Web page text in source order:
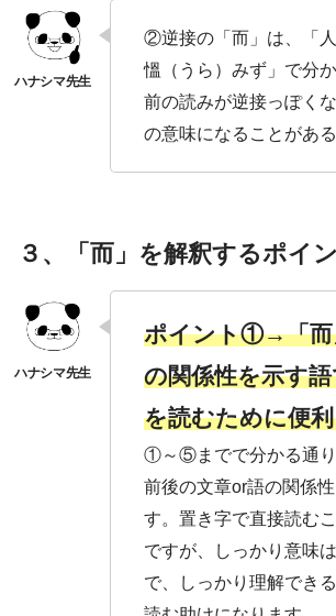
②逆接の「而」は、「
慍（うら）みず」で分か
前の読みが逆接っぽく
の意味になることがあ
３、「而」を解釈するポイ
ポイント①→「而
の関係性を示す
を読むために便
①～⑤までで分かる通
前後の文章or語の関係
す。置き字で直接読む
ですが、しっかり意味
で、しっかり理解でき